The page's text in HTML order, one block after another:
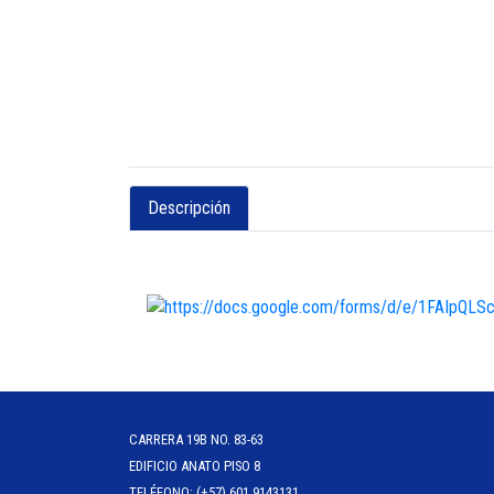
Descripción
CARRERA 19B NO. 83-63
EDIFICIO ANATO PISO 8